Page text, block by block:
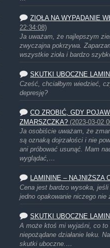
ZIOŁA NA WYPADANIE
22:34:08)
Ja uważam, że najlepszym
zwyczajna pokrzywa.
wszystkie zioła i bardzo
SKUTKI UBOCZNE
Cześć, chciałbym wiedzieć,
depresję?
CO ZROBIĆ, GDY
ZMARSZCZKA? (2023-03-02
Ja osobiście uważam, że
są oznaką dojrzałości i nie
ani próbować usunąć. Mam
wyglądać,…
LAMININE – NAJNIŻSZA
Cena jest bardzo wysoka,
jedno opakowanie niczego nie
SKUTKI UBOCZNE
A może ktoś mi wyjaśni, co
niepożądane działanie leku.
skutki uboczne.…